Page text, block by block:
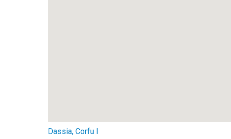
Dassia, Corfu I